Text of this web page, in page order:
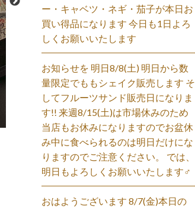
ー・キャベツ・ネギ・茄子が本日お
買い得品になります 今日も1日よろ
しくお願いいたします
お知らせを 明日8/8(土) 明日から数
量限定でももシェイク販売します そ
してフルーツサンド販売日になりま
す!! 来週8/15(土)は市場休みのため
当店もお休みになりますのでお盆休
み中に食べられるのは明日だけにな
りますのでご注意ください。 では、
明日もよろしくお願いいたします‍♂️
おはようございます 8/7(金)本日の